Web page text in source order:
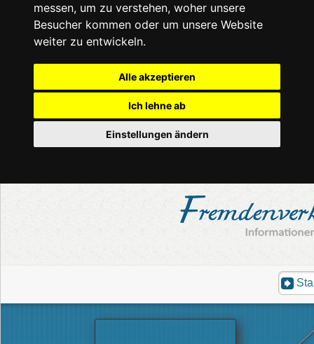
messen, um zu verstehen, woher unsere
Besucher kommen oder um unsere Website
weiter zu entwickeln.
Alle akzeptieren
Ich lehne ab
Einstellungen ändern